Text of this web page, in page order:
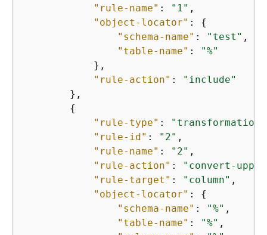
"rule-name" : "1" ,
"object-locator" : {
"schema-name" : "test" ,
"table-name" :
"%"
            },
"rule-action" :
"include"
        },
{
"rule-type" : "transformation"
"rule-id" : "2" ,
"rule-name" : "2" ,
"rule-action" :
"convert-
"rule-target" : "column" ,
"object-locator" : {
"schema-name" : "%" ,
"table-name" : "%" ,